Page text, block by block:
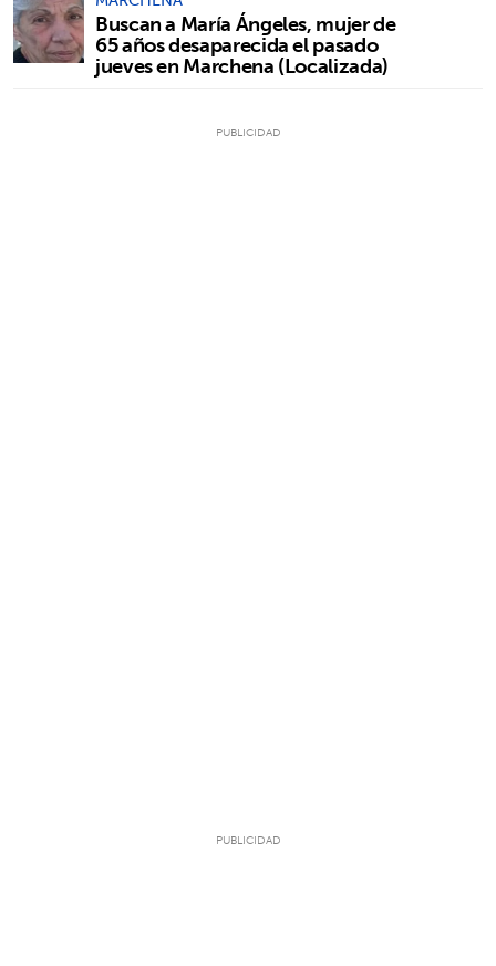
Buscan a María Ángeles, mujer de
65 años desaparecida el pasado
jueves en Marchena (Localizada)